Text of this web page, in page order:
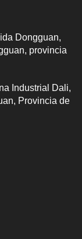
Dongguan,
provincia
Industrial Dali,
Provincia de